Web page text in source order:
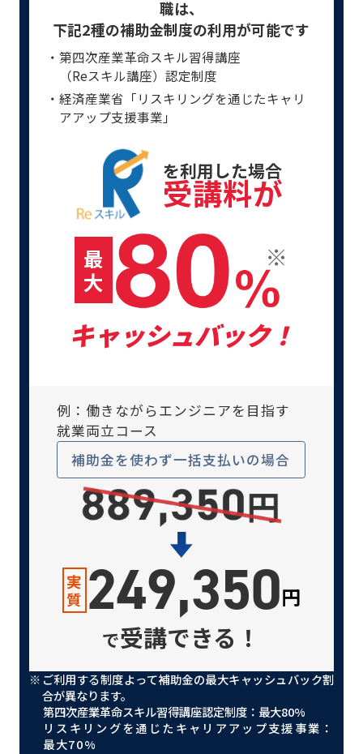
職は、
下記2種の補助金制度の利用が可能です
・第四次産業革命スキル習得講座
（Reスキル講座）認定制度
・経済産業省「リスキリングを通じたキャリ
アアップ支援事業」
を利用した場合
受講料が
最
大
キャッシュバック！
例：働きながらエンジニアを目指す
就業両立コース
補助金を使わず一括支払いの場合
実
質 249,350円
で受講できる！
※ ご利用する制度よって補助金の最大キャッシュバック割
合が異なります。
第四次産業革命スキル習得講座認定制度：最大80%
リスキリングを通じたキャリアアップ支援事業：
最大70%